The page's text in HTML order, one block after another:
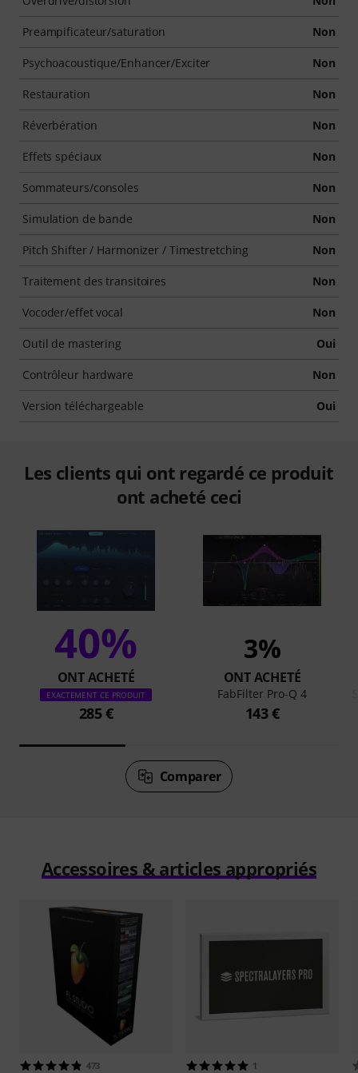
Preampificateur/saturation Non
Psychoacoustique/Enhancer/Exciter Non
Restauration Non
Réverbération Non
Effets spéciaux Non
Sommateurs/consoles Non
Simulation de bande Non
Pitch Shifter / Harmonizer / Timestretching Non
Traitement des transitoires Non
Vocoder/effet vocal Non
Outil de mastering Oui
Contrôleur hardware Non
Version téléchargeable Oui
Les clients qui ont regardé ce produit
ont acheté ceci
40%
ONT ACHETÉ
EXACTEMENT CE PRODUIT
285 €
3%
ONT ACHETÉ
FabFilter Pro-Q 4
143 €
Comparer
Accessoires & articles appropriés
473 1